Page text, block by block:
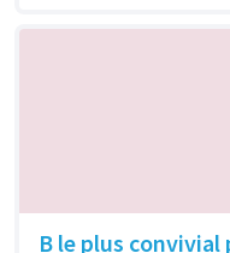
B le plus convivial